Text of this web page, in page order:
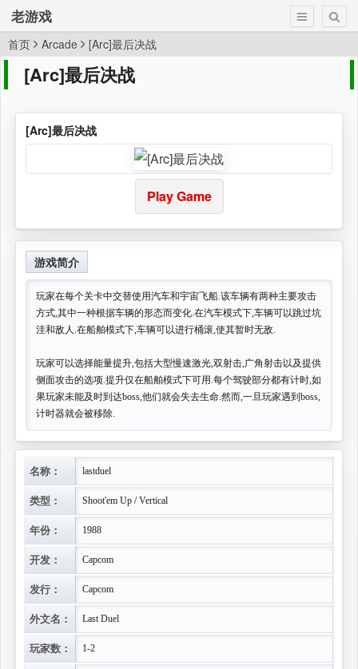
老游戏
首页 Arcade [Arc]最后决战
[Arc]最后决战
[Arc]最后决战
Play Game
游戏简介
玩家在每个关卡中交替使用汽车和宇宙飞船.该车辆有两种主要攻击
方式,其中一种根据车辆的形态而变化.在汽车模式下,车辆可以跳过坑
洼和敌人.在船舶模式下,车辆可以进行桶滚,使其暂时无敌.
玩家可以选择能量提升,包括大型慢速激光,双射击,广角射击以及提供
侧面攻击的选项.提升仅在船舶模式下可用.每个驾驶部分都有计时,如
果玩家未能及时到达boss,他们就会失去生命.然而,一旦玩家遇到boss,
计时器就会被移除.
名称： lastduel
类型： Shoot'em Up / Vertical
年份： 1988
开发： Capcom
发行： Capcom
外文名： Last Duel
玩家数： 1-2